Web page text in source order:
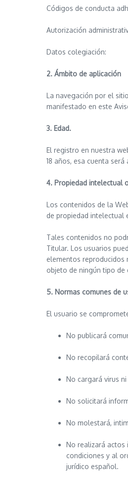
Códigos de conducta
Autorización
Datos colegiación:
2. Ámbito de aplicación
La navegación por el
manifestado en este
3. Edad.
El registro en nuestra
18 años, esa cuenta
4. Propiedad intelectual
Los contenidos de la
de propiedad intelectual
Tales contenidos no
Titular. Los usuarios
elementos reproducidos
objeto de ningún tipo de
5. Normas comunes de
El usuario se
No publicará
No recopilará
No cargará virus
No solicitará
No molestará,
No realizará actos
condiciones y al
jurídico español.